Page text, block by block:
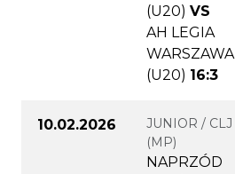
(U20) VS
AH LEGIA
WARSZAWA
(U20) 16:3
10.02.2026
JUNIOR / CLJ
(MP)
NAPRZÓD